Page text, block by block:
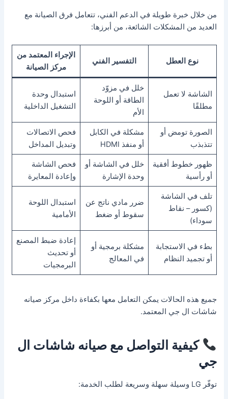
من خلال خبرة طويلة في الدعم الفني، تتعامل فرق الصيانة مع
العديد من المشكلات الشائعة، من أبرزها:
نوع العطل التفسير الفني
الإجراء المعتمد من
مركز الصيانة
الشاشة لا تعمل
مطلقًا
خلل في مزوّد
الطاقة أو اللوحة
الأم
استبدال وحدة
التشغيل الداخلية
الصورة تومض أو
تتذبذب
مشكلة في الكابل
أو منفذ HDMI
فحص الاتصالات
وتبديل المداخل
ظهور خطوط أفقية
أو رأسية
خلل في الشاشة أو
وحدة الإشارة
فحص الشاشة
وإعادة المعايرة
تلف في الشاشة
(كسور – نقاط
سوداء)
ضرر مادي ناتج عن
سقوط أو ضغط
استبدال اللوحة
الأمامية
بطء في الاستجابة
أو تجميد النظام
مشكلة برمجية أو
في المعالج
إعادة ضبط المصنع
أو تحديث
البرمجيات
جميع هذه الحالات يمكن التعامل معها بكفاءة داخل مركز صيانه
شاشات ال جي المعتمد.
كيفية التواصل مع صيانه شاشات ال
جي
توفّر LG وسيلة سهلة وسريعة لطلب الخدمة: